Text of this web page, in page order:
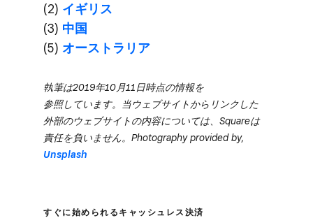
(2) イギリス
(3) 中国
(5) オーストラリア
執筆は​2019年10月11日時点の​情報を​
参照しています。​当ウェブサイトから​リンクした​
外部の​ウェブサイトの​内容に​ついては、​Squareは​
責任を​負いません。​Photography provided by,
Unsplash
すぐに​始められる​キャッシュレス決済